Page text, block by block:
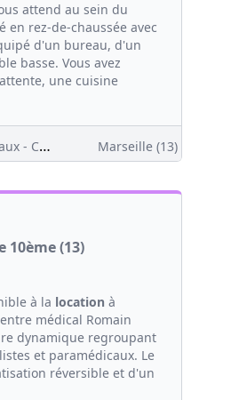
attend au sein du
en rez-de-chaussée avec
d'un bureau, d'un
basse. Vous avez
une cuisine
Offre de locaux - Clientèle Marseille (13)
10ème (13)
à la location à
médical Romain
dynamique regroupant
et paramédicaux. Le
réversible et d'un